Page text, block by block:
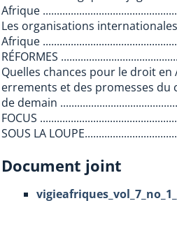
Afrique
Les organisations
Afrique
RÉFORMES
Quelles chances pour le droit en
errements et des promesses du
de demain
FOCUS
SOUS LA
Document joint